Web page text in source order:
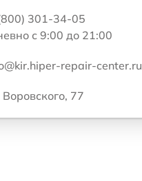
301-34-05
с 9:00 до 21:00
repair-center.ru
Воровского, 77